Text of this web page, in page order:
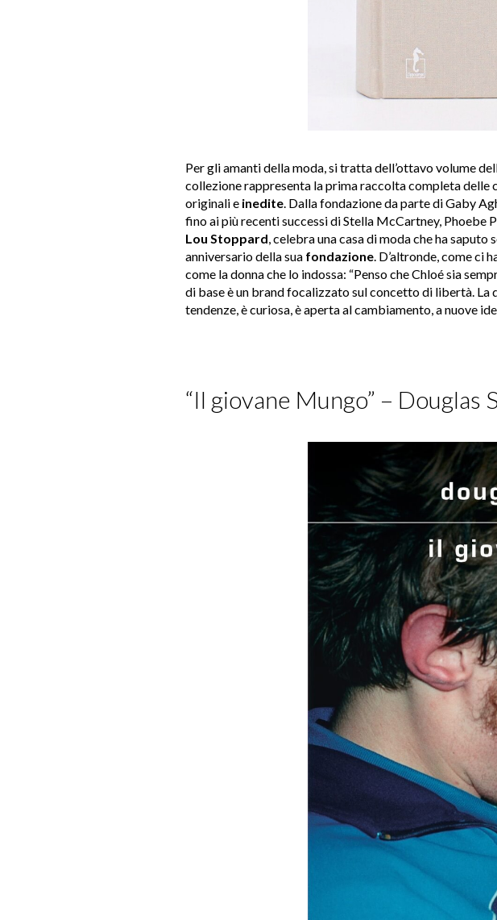
Per gli amanti della moda, si tratta dell’ottavo volume
collezione rappresenta la prima raccolta completa delle
originali e inedite. Dalla fondazione da parte di Gaby
fino ai più recenti successi di Stella McCartney, Phoebe
Lou Stoppard, celebra una casa di moda che ha
anniversario della sua fondazione. D’altronde, come ci
come la donna che lo indossa: “Penso che Chloé sia
di base è un brand focalizzato sul concetto di libertà. La
tendenze, è curiosa, è aperta al cambiamento, a nuove
“Il giovane Mungo” –